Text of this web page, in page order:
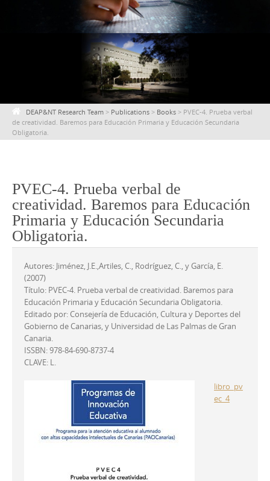
DEAP&NT Research Team > Publications > Books > PVEC-4. Prueba verbal
de creatividad. Baremos para Educación Primaria y Educación Secundaria
Obligatoria.
PVEC-4. Prueba verbal de
creatividad. Baremos para Educación
Primaria y Educación Secundaria
Obligatoria.
Autores: Jiménez, J.E.,Artiles, C., Rodríguez, C., y García, E.
(2007)
Título: PVEC-4. Prueba verbal de creatividad. Baremos para
Educación Primaria y Educación Secundaria Obligatoria.
Editado por: Consejería de Educación, Cultura y Deportes del
Gobierno de Canarias, y Universidad de Las Palmas de Gran
Canaria.
ISSBN: 978-84-690-8737-4
CLAVE: L.
libro_pv
ec_4